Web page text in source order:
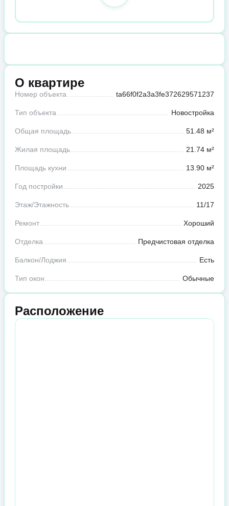
О квартире
Номер объекта ta66f0f2a3a3fe372629571237
Тип объекта Новостройка
Общая площадь 51.48 м²
Жилая площадь 21.74 м²
Площадь кухни 13.90 м²
Год постройки 2025
Этаж/Этажность 11/17
Ремонт Хороший
Отделка Предчистовая отделка
Балкон/Лоджия Есть
Тип окон Обычные
Расположение